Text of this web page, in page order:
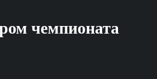
чемпионата